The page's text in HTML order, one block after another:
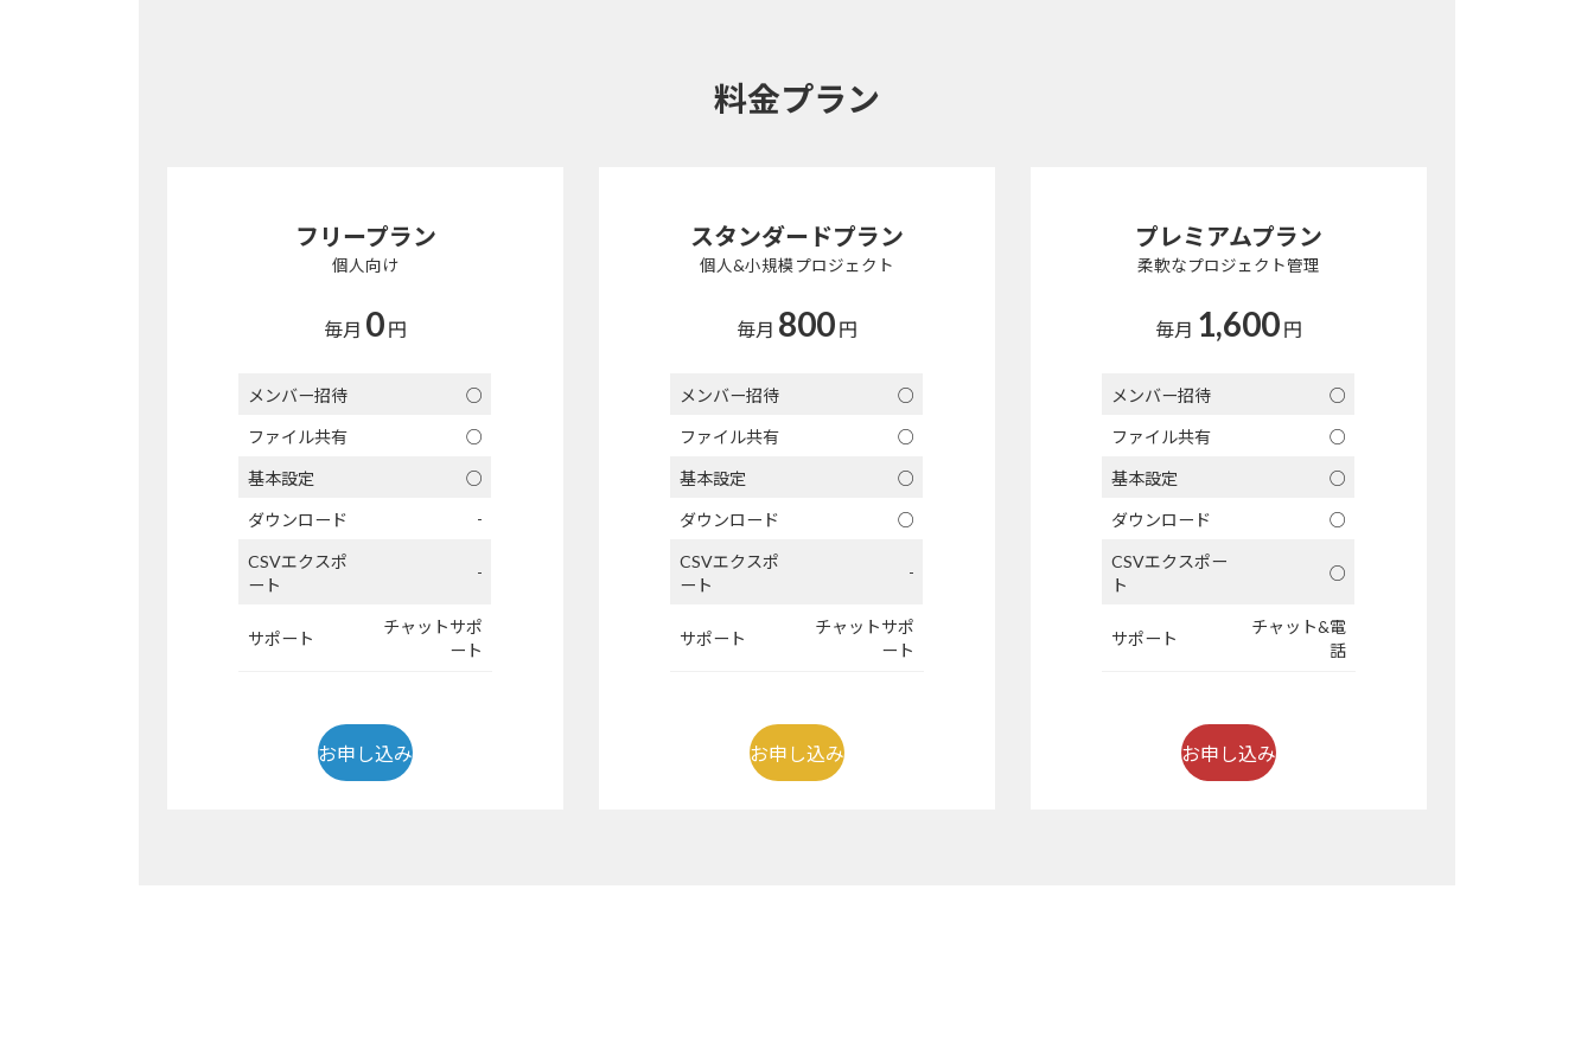
料金プラン
フリープラン
個人向け
毎月 0 円
メンバー招待 ○
ファイル共有 ○
基本設定 ○
ダウンロード -
CSVエクスポ
ート
-
サポート
チャットサポ
ート
お申し込み
スタンダードプラン
個人&小規模プロジェクト
毎月 800 円
メンバー招待 ○
ファイル共有 ○
基本設定 ○
ダウンロード ○
CSVエクスポ
ート
-
サポート
チャットサポ
ート
お申し込み
プレミアムプラン
柔軟なプロジェクト管理
毎月 1,600 円
メンバー招待 ○
ファイル共有 ○
基本設定 ○
ダウンロード ○
CSVエクスポー
ト
○
サポート
チャット&電
話
お申し込み